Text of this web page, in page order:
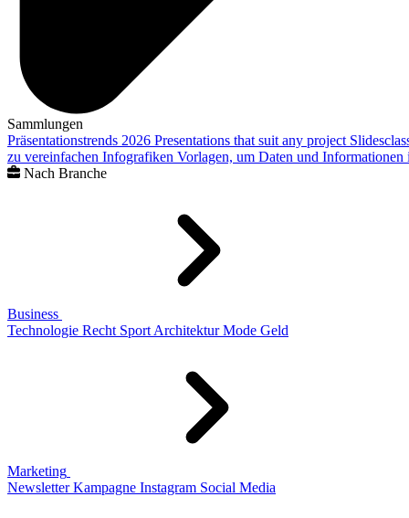
Sammlungen
Präsentationstrends 2026 Presentations that suit any project
zu vereinfachen Infografiken Vorlagen, um Daten und
Nach Branche
Business
Technologie Recht Sport Architektur Mode Geld
Marketing
Newsletter Kampagne Instagram Social Media